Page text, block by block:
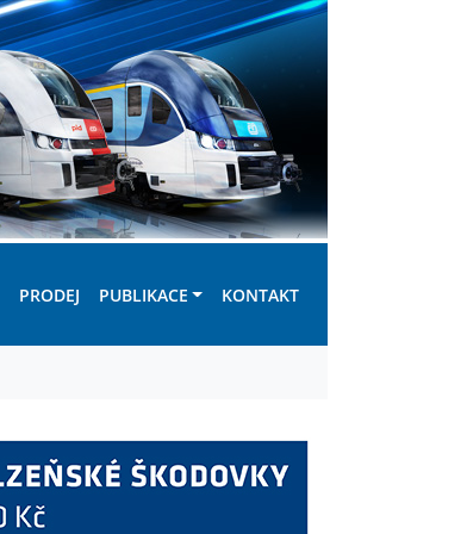
PRODEJ PUBLIKACE KONTAKT